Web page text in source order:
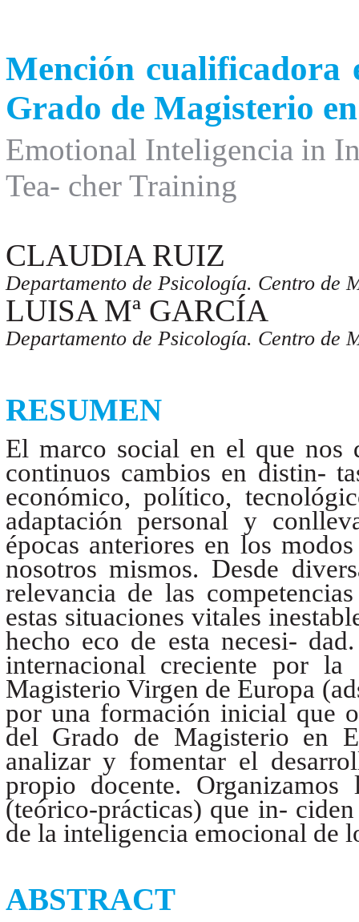
Mención cualificadora
Grado de Magisterio
Emotional Inteligencia in
Tea- cher Training
CLAUDIA RUIZ
Departamento de Psicología. Centro de
LUISA Mª GARCÍA
Departamento de Psicología. Centro de
RESUMEN
El marco social en el que nos
continuos cambios en distin-
económico, político,
adaptación personal y
épocas anteriores en los
nosotros mismos. Desde
relevancia de las
estas situaciones vitales
hecho eco de esta necesi-
internacional creciente por
Magisterio Virgen de Europa
por una formación inicial que
del Grado de Magisterio en
analizar y fomentar el
propio docente.
(teórico-prácticas) que in-
de la inteligencia emocional de
ABSTRACT